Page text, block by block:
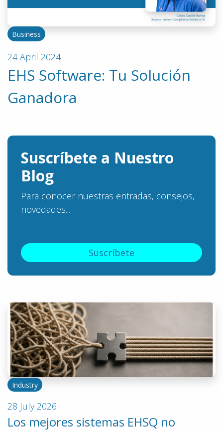
24 April 2024
EHS Software: Tu Solución
Ganadora
Business
Suscríbete a Nuestro
Blog
Para conocer nuestras entradas, consejos,
novedades...
Suscríbete
28 July 2026
Industry
Los mejores sistemas EHSQ no